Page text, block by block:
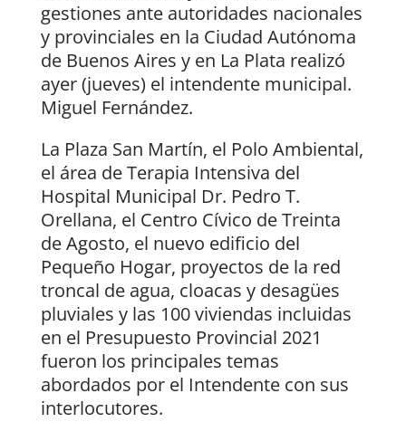
gestiones ante autoridades nacionales
y provinciales en la Ciudad Autónoma
de Buenos Aires y en La Plata realizó
ayer (jueves) el intendente municipal.
Miguel Fernández.
La Plaza San Martín, el Polo Ambiental,
el área de Terapia Intensiva del
Hospital Municipal Dr. Pedro T.
Orellana, el Centro Cívico de Treinta
de Agosto, el nuevo edificio del
Pequeño Hogar, proyectos de la red
troncal de agua, cloacas y desagües
pluviales y las 100 viviendas incluidas
en el Presupuesto Provincial 2021
fueron los principales temas
abordados por el Intendente con sus
interlocutores.